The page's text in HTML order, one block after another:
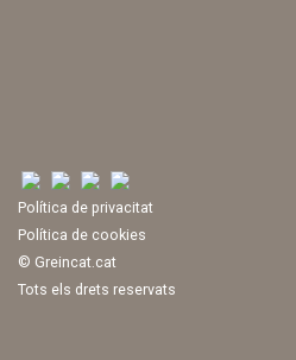
Política de privacitat
Política de cookies
© Greincat.cat
Tots els drets reservats